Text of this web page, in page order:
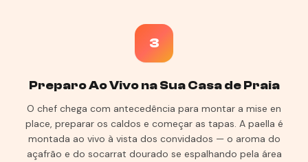
3
Preparo Ao Vivo na Sua Casa de Praia
O chef chega com antecedência para montar a mise en
place, preparar os caldos e começar as tapas. A paella é
montada ao vivo à vista dos convidados — o aroma do
açafrão e do socarrat dourado se espalhando pela área